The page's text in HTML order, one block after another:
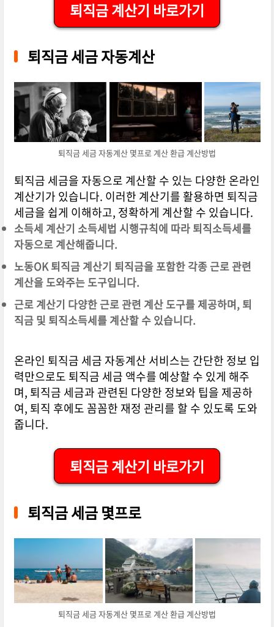
퇴직금 계산기 바로가기
퇴직금 세금 자동계산
퇴직금 세금 자동계산 몇프로 계산 환급 계산방법
퇴직금 세금을 자동으로 계산할 수 있는 다양한 온라인
계산기가 있습니다. 이러한 계산기를 활용하면 퇴직금
세금을 쉽게 이해하고, 정확하게 계산할 수 있습니다.
소득세 계산기 소득세법 시행규칙에 따라 퇴직소득세를
자동으로 계산해줍니다.
노동OK 퇴직금 계산기 퇴직금을 포함한 각종 근로 관련
계산을 도와주는 도구입니다.
근로 계산기 다양한 근로 관련 계산 도구를 제공하며, 퇴
직금 및 퇴직소득세를 계산할 수 있습니다.
온라인 퇴직금 세금 자동계산 서비스는 간단한 정보 입
력만으로도 퇴직금 세금 액수를 예상할 수 있게 해주
며, 퇴직금 세금과 관련된 다양한 정보와 팁을 제공하
여, 퇴직 후에도 꼼꼼한 재정 관리를 할 수 있도록 도와
줍니다.
퇴직금 계산기 바로가기
퇴직금 세금 몇프로
퇴직금 세금 자동계산 몇프로 계산 환급 계산방법